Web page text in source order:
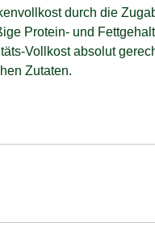
durch die
Protein- und Fettgehalt
Vollkost absolut
Zutaten.